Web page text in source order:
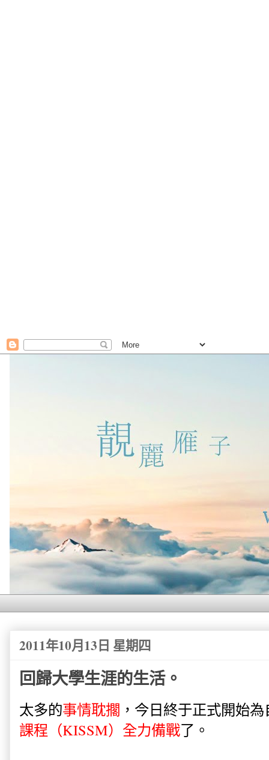
2011年10月13日 星期四
回歸大學生涯的生活。
太多的事情耽擱 ，今日終于正式開始
課程（KISSM）全力備戰了。